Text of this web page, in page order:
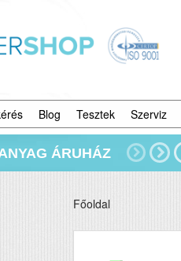
Blog Tesztek Szerviz
ÁRUHÁZ
Főoldal